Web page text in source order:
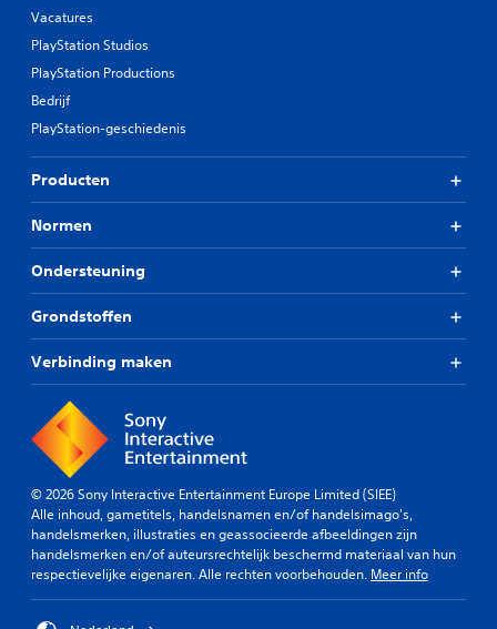
Vacatures
PlayStation Studios
PlayStation Productions
Bedrijf
PlayStation-geschiedenis
Producten
Normen
Ondersteuning
Grondstoffen
Verbinding maken
© 2026 Sony Interactive Entertainment Europe Limited (SIEE)
Alle inhoud, gametitels, handelsnamen en/of handelsimago's,
handelsmerken, illustraties en geassocieerde afbeeldingen zijn
handelsmerken en/of auteursrechtelijk beschermd materiaal van hun
respectievelijke eigenaren. Alle rechten voorbehouden. Meer info